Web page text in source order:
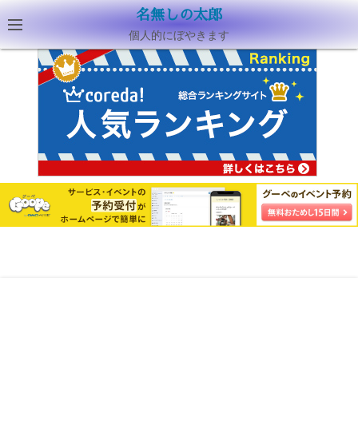
名無しの太郎
個人的にぼやきます